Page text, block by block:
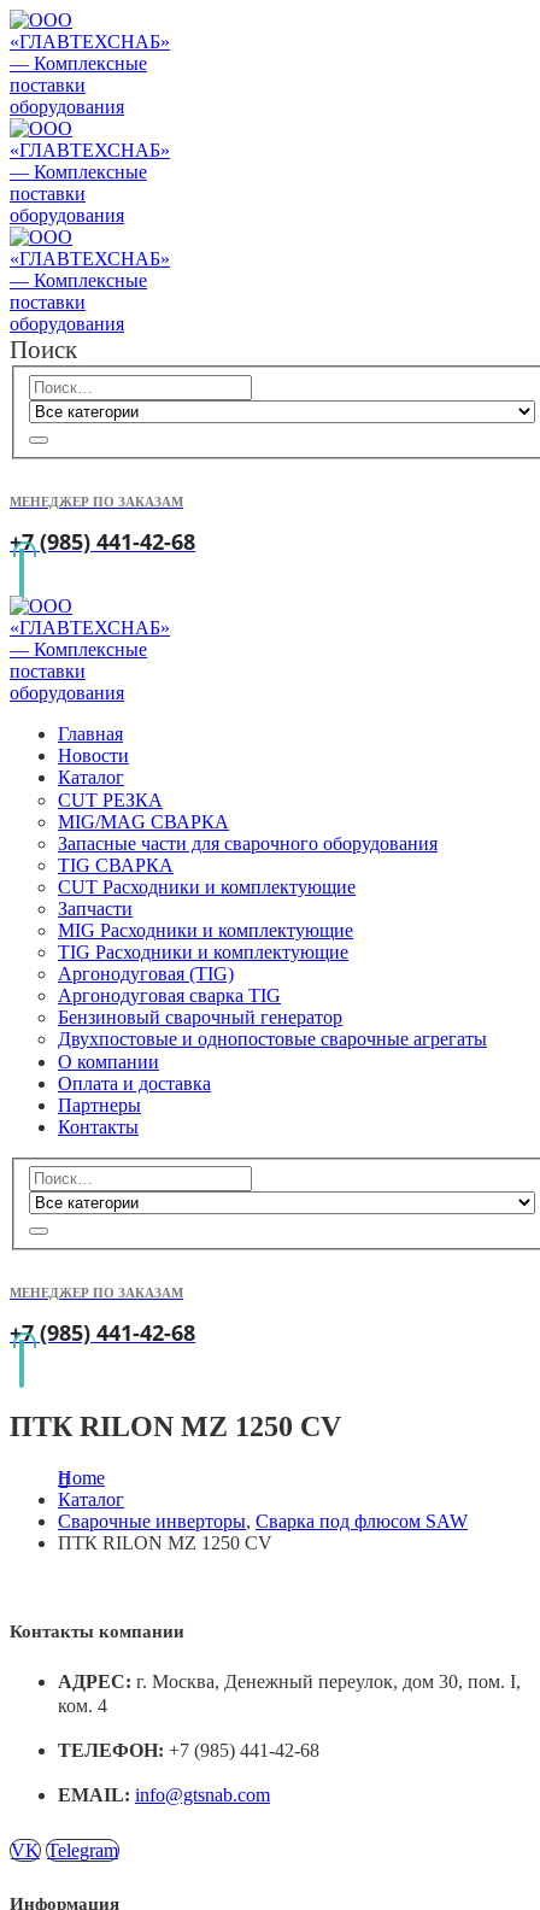
Поиск
МЕНЕДЖЕР ПО ЗАКАЗАМ
+7 (985) 441-42-68
Главная
Новости
Каталог
CUT РЕЗКА
MIG/MAG СВАРКА
Запасные части для сварочного оборудования
TIG СВАРКА
CUT Расходники и комплектующие
Запчасти
MIG Расходники и комплектующие
TIG Расходники и комплектующие
Аргонодуговая (TIG)
Аргонодуговая сварка TIG
Бензиновый сварочный генератор
Двухпостовые и однопостовые сварочные агрегаты
О компании
Оплата и доставка
Партнеры
Контакты
МЕНЕДЖЕР ПО ЗАКАЗАМ
+7 (985) 441-42-68
ПТК RILON MZ 1250 CV
Home
Каталог
Сварочные инверторы, Сварка под флюсом SAW
ПТК RILON MZ 1250 CV
Контакты компании
АДРЕС: г. Москва, Денежный переулок, дом 30, пом. I,
ком. 4
ТЕЛЕФОН: +7 (985) 441-42-68
EMAIL: info@gtsnab.com
VK Telegram
Информация